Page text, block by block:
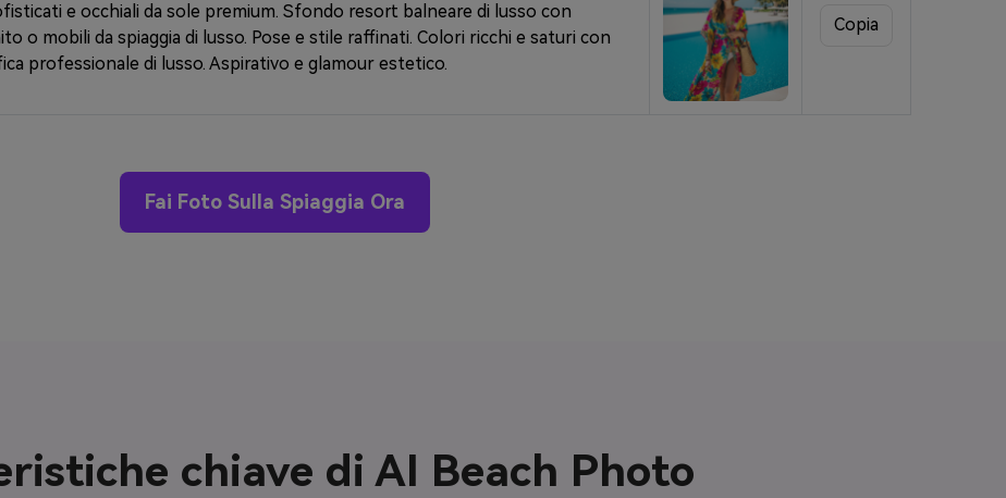
e occhiali da sole premium. Sfondo resort balneare di lusso con
o mobili da spiaggia di lusso. Pose e stile raffinati. Colori ricchi e saturi con
professionale di lusso. Aspirativo e glamour estetico.
Copia
Fai Foto Sulla Spiaggia Ora
chiave di AI Beach Photo